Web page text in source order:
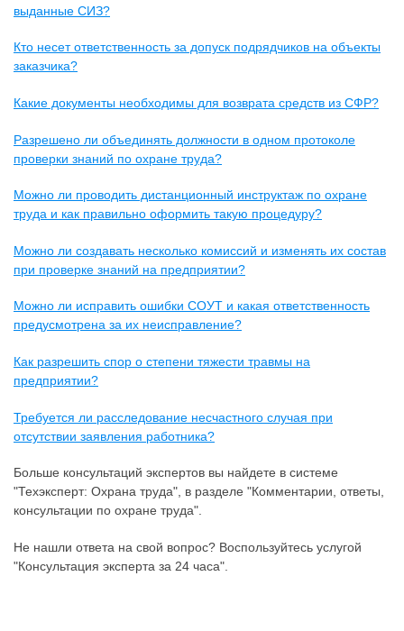
выданные СИЗ?
Кто несет ответственность за допуск подрядчиков на объекты
заказчика?
Какие документы необходимы для возврата средств из СФР?
Разрешено ли объединять должности в одном протоколе
проверки знаний по охране труда?
Можно ли проводить дистанционный инструктаж по охране
труда и как правильно оформить такую процедуру?
Можно ли создавать несколько комиссий и изменять их состав
при проверке знаний на предприятии?
Можно ли исправить ошибки СОУТ и какая ответственность
предусмотрена за их неисправление?
Как разрешить спор о степени тяжести травмы на
предприятии?
Требуется ли расследование несчастного случая при
отсутствии заявления работника?
Больше консультаций экспертов вы найдете в системе
"Техэксперт: Охрана труда", в разделе "Комментарии, ответы,
консультации по охране труда".
Не нашли ответа на свой вопрос? Воспользуйтесь услугой
"Консультация эксперта за 24 часа".